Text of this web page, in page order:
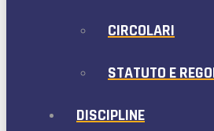
CIRCOLARI
STATUTO E
DISCIPLINE